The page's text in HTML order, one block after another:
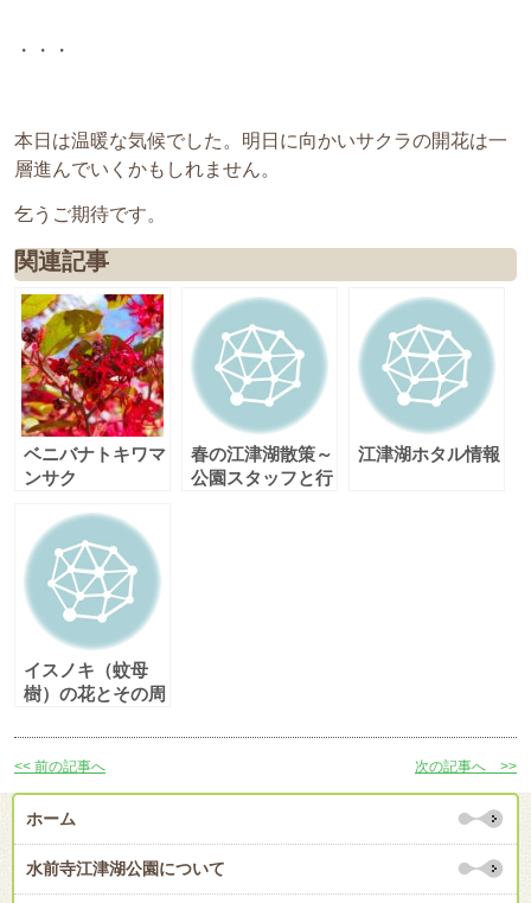
・・・
本日は温暖な気候でした。明日に向かいサクラの開花は一
層進んでいくかもしれません。
乞うご期待です。
関連記事
ベニバナトキワマ
ンサク
春の江津湖散策～
公園スタッフと行
江津湖ホタル情報
イスノキ（蚊母
樹）の花とその周
<< 前の記事へ 次の記事へ >>
ホーム
水前寺江津湖公園について